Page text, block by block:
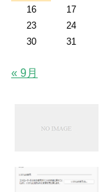
16
17
23
24
30
31
« 9月